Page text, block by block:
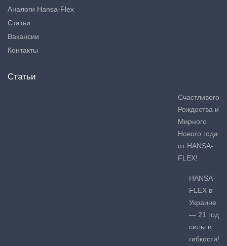
Аналоги Hansa-Flex
Статьи
Вакансии
Контакты
Статьи
Счастливого
Рождества и
Мирного
Нового года
от HANSA-
FLEX!
HANSA-
FLEX в
Украине
— 21 год
силы и
гибкости!